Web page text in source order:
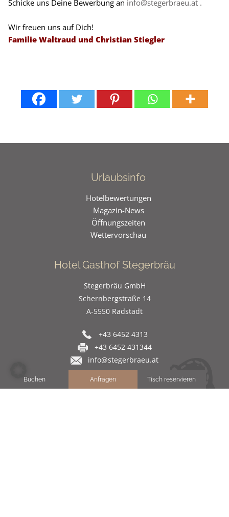
Schicke uns Deine Bewerbung an info@stegerbraeu.at .
Wir freuen uns auf Dich!
Familie Waltraud und Christian Stiegler
Urlaubsinfo
Hotelbewertungen
Magazin-News
Öffnungszeiten
Wettervorschau
Hotel Gasthof Stegerbräu
Stegerbräu GmbH
Schernbergstraße 14
A-5550 Radstadt
+43 6452 4313
+43 6452 431344
info@stegerbraeu.at
Service
Buchen Anfragen Tisch reservieren